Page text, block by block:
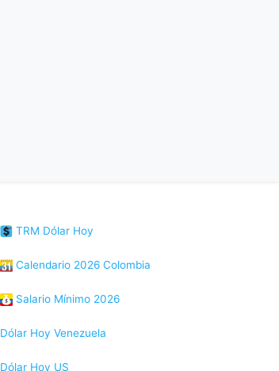
TRM Dólar Hoy
Calendario 2026 Colombia
Salario Mínimo 2026
Dólar Hoy Venezuela
Dólar Hoy US